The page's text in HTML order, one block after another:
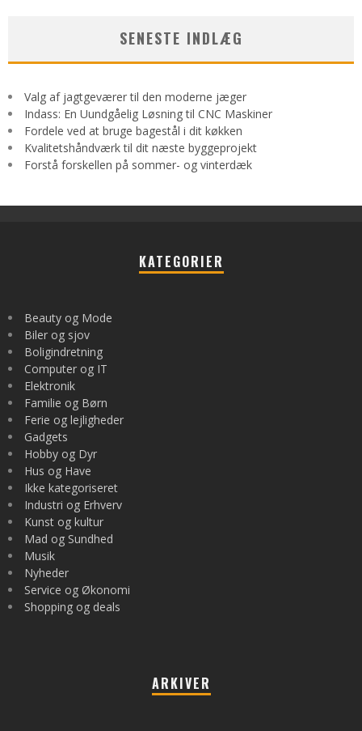
SENESTE INDLÆG
Valg af jagtgeværer til den moderne jæger
Indass: En Uundgåelig Løsning til CNC Maskiner
Fordele ved at bruge bagestål i dit køkken
Kvalitetshåndværk til dit næste byggeprojekt
Forstå forskellen på sommer- og vinterdæk
KATEGORIER
Beauty og Mode
Biler og sjov
Boligindretning
Computer og IT
Elektronik
Familie og Børn
Ferie og lejligheder
Gadgets
Hobby og Dyr
Hus og Have
Ikke kategoriseret
Industri og Erhverv
Kunst og kultur
Mad og Sundhed
Musik
Nyheder
Service og Økonomi
Shopping og deals
ARKIVER